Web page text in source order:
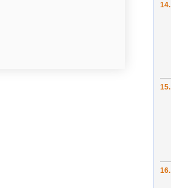
14.
15.
16.